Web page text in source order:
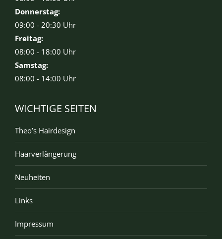
Donnerstag:
09:00 - 20:30 Uhr
Freitag:
08:00 - 18:00 Uhr
Samstag:
08:00 - 14:00 Uhr
WICHTIGE SEITEN
Theo’s Hairdesign
Haarverlängerung
Neuheiten
Links
Impressum